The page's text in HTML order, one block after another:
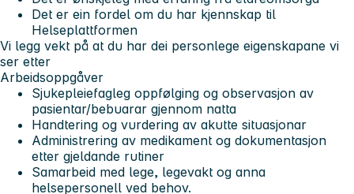
Det er ein fordel om du har kjennskap til
Helseplattformen
Vi legg vekt på at du har dei personlege eigenskapane vi
ser etter
Arbeidsoppgåver
Sjukepleiefagleg oppfølging og observasjon av
pasientar/bebuarar gjennom natta
Handtering og vurdering av akutte situasjonar
Administrering av medikament og dokumentasjon
etter gjeldande rutiner
Samarbeid med lege, legevakt og anna
helsepersonell ved behov.